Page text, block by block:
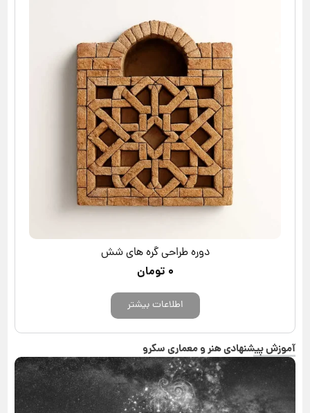
دوره طراحی گره های شش
۰ تومان
اطلاعات بیشتر
آموزش پیشنهادی هنر و معماری سکرو